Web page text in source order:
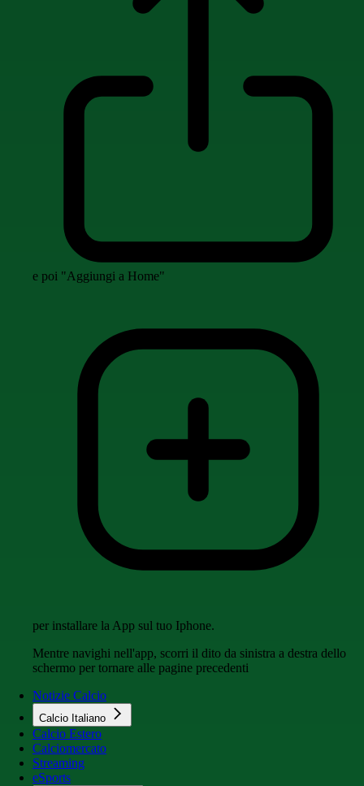
e poi "Aggiungi a Home"
per installare la App sul tuo Iphone.
Mentre navighi nell'app, scorri il dito da sinistra a destra dello
schermo per tornare alle pagine precedenti
Notizie Calcio
Calcio Italiano
Calcio Estero
Calciomercato
Streaming
eSports